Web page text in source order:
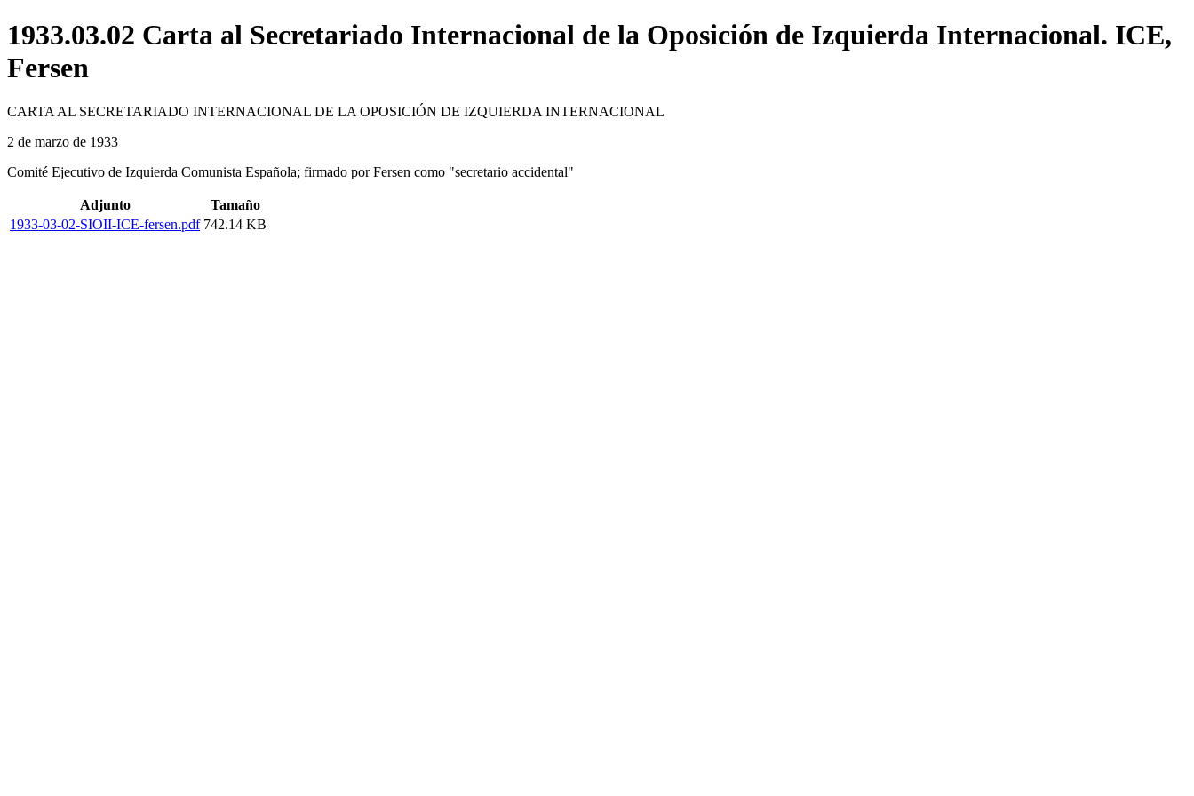
1933.03.02 Carta al Secretariado Internacional de la Oposición de Izquierda Internacional. ICE,
Fersen
CARTA AL SECRETARIADO INTERNACIONAL DE LA OPOSICIÓN DE IZQUIERDA INTERNACIONAL
2 de marzo de 1933
Comité Ejecutivo de Izquierda Comunista Española; firmado por Fersen como "secretario accidental"
Adjunto
Tamaño
1933-03-02-SIOII-ICE-fersen.pdf 742.14 KB